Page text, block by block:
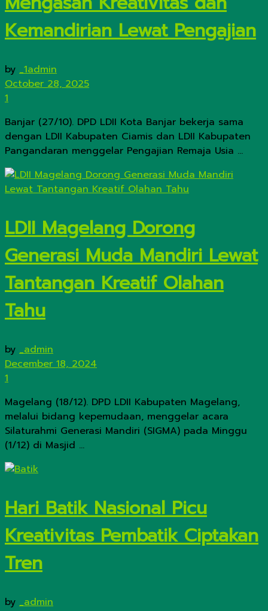
Kemandirian Lewat Pengajian
by _1admin
October 28, 2025
1
Banjar (27/10). DPD LDII Kota Banjar bekerja sama
dengan LDII Kabupaten Ciamis dan LDII Kabupaten
Pangandaran menggelar Pengajian Remaja Usia ...
LDII Magelang Dorong
Generasi Muda Mandiri Lewat
Tantangan Kreatif Olahan
Tahu
by _admin
December 18, 2024
1
Magelang (18/12). DPD LDII Kabupaten Magelang,
melalui bidang kepemudaan, menggelar acara
Silaturahmi Generasi Mandiri (SIGMA) pada Minggu
(1/12) di Masjid ...
Hari Batik Nasional Picu
Kreativitas Pembatik Ciptakan
Tren
by _admin